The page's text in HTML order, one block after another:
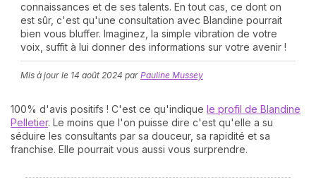
connaissances et de ses talents. En tout cas, ce dont on
est sûr, c'est qu'une consultation avec Blandine pourrait
bien vous bluffer. Imaginez, la simple vibration de votre
voix, suffit à lui donner des informations sur votre avenir !
Mis à jour le 14 août 2024 par Pauline Mussey
100% d'avis positifs ! C'est ce qu'indique le profil de Blandine
Pelletier. Le moins que l'on puisse dire c'est qu'elle a su
séduire les consultants par sa douceur, sa rapidité et sa
franchise. Elle pourrait vous aussi vous surprendre.